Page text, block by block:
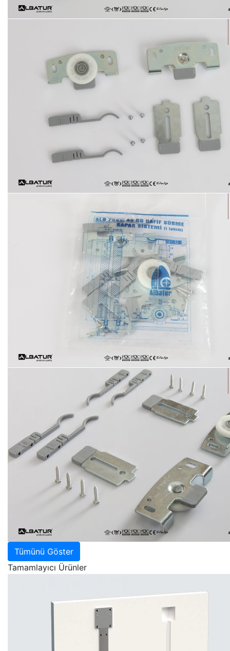
Tümünü Göster
Tamamlayıcı Ürünler